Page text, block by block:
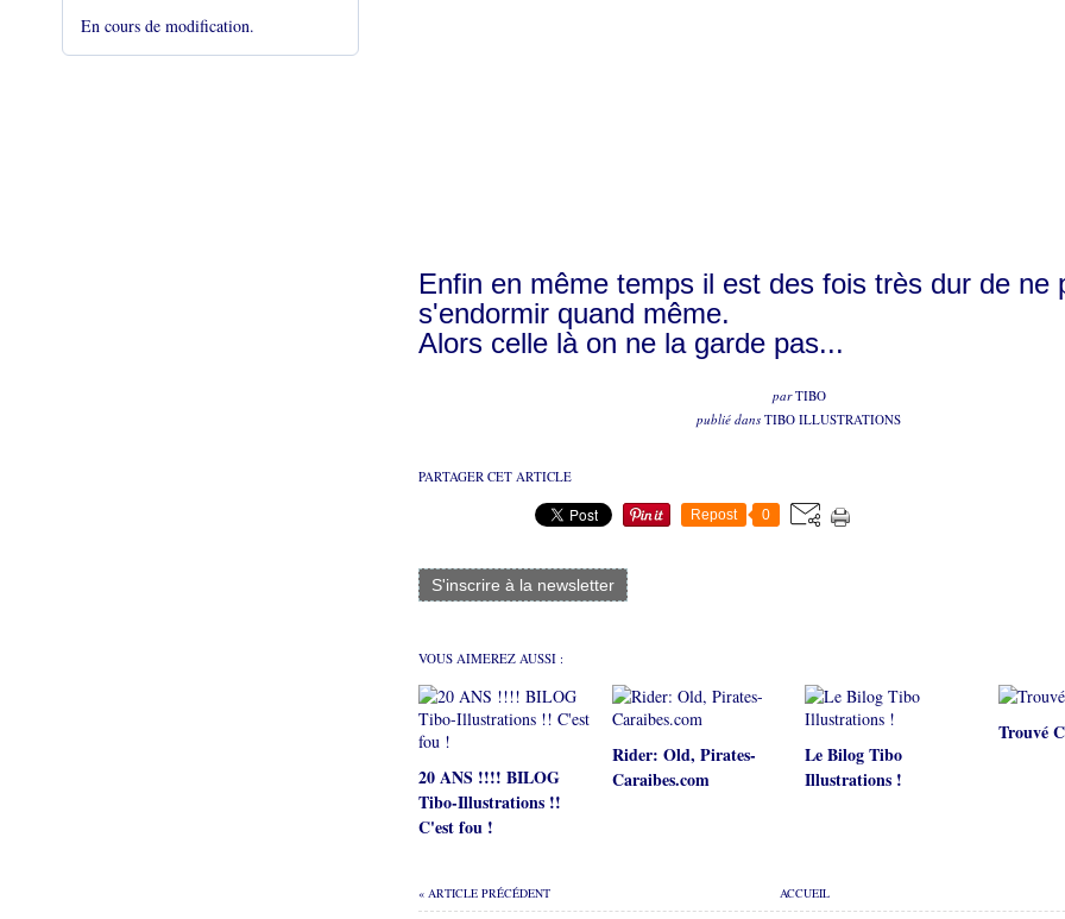
En cours de modification.
Enfin en même temps il est des fois très dur de ne
s'endormir quand même.
Alors celle là on ne la garde pas...
parTIBO
publié dans TIBO ILLUSTRATIONS
PARTAGER CET ARTICLE
Repost 0
S'inscrire à la newsletter
VOUS AIMEREZ AUSSI :
20 ANS !!!! BILOG
Tibo-Illustrations !!
C'est fou !
Rider: Old, Pirates-
Caraibes.com
Le Bilog Tibo
Illustrations !
Trouvé
ACCUEIL
« ARTICLE PRÉCÉDENT